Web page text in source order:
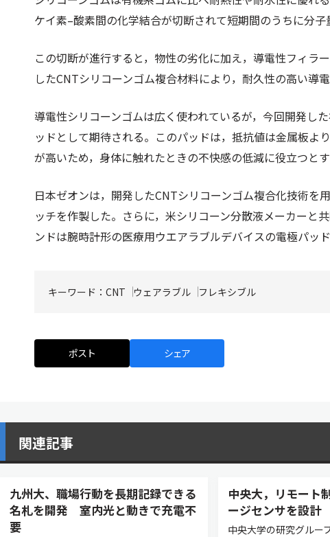
ケイ素–酸素間の化学結合が切断されて短期間のうちに分子
この切断が進行すると，物性の劣化に加え，導電性フィラ
したCNTシリコーンゴム複合材料により，耐久性の高い導
導電性シリコーンゴムは広く使われているが，今回開発し
ッドとして期待される。このパッドは，抵抗値は金属板
が高いため，身体に触れたときの不快感の低減に役立つとす
日本ゼオンは，開発したCNTシリコーンゴム複合化技術を
ッチを作製した。さらに，米シリコーン分散液メーカーと
ンドは腕時計形の医療用ウエアラブルデバイスの電極パッ
キーワード： CNT ウェアラブル フレキシブル
ポスト シェア
関連記事
九州大、職場行動を長期記録できる
名札を開発 室内光と動きで充電不
要
中央大，リモート
ージセンサを設計
中央大学の研究グルー